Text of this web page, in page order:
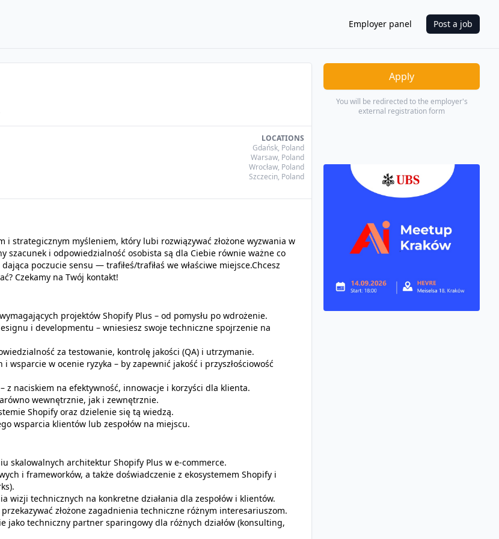
Employer panel Post a job
LOCATIONS
Gdańsk, Poland
Warsaw, Poland
Wrocław, Poland
Szczecin, Poland
i strategicznym myśleniem, który lubi rozwiązywać złożone wyzwania w
szacunek i odpowiedzialność osobista są dla Ciebie równie ważne co
poczucie sensu — trafiłeś/trafiłaś we właściwe miejsce.Chcesz
Czekamy na Twój kontakt!
projektów Shopify Plus – od pomysłu po wdrożenie.
i developmentu – wniesiesz swoje techniczne spojrzenie na
za testowanie, kontrolę jakości (QA) i utrzymanie.
w ocenie ryzyka – by zapewnić jakość i przyszłościowość
z naciskiem na efektywność, innowacje i korzyści dla klienta.
wewnętrznie, jak i zewnętrznie.
Shopify oraz dzielenie się tą wiedzą.
wsparcia klientów lub zespołów na miejscu.
skalowalnych architektur Shopify Plus w e-commerce.
i frameworków, a także doświadczenie z ekosystemem Shopify i
wizji technicznych na konkretne działania dla zespołów i klientów.
złożone zagadnienia techniczne różnym interesariuszom.
jako techniczny partner sparingowy dla różnych działów (konsulting,
Apply
You will be redirected to the employer's
external registration form